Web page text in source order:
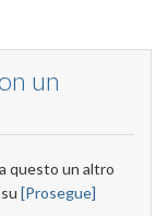
un
questo un altro
[Prosegue]